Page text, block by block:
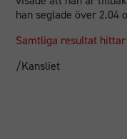
han seglade över 2.04
Samtliga resultat
/Kansliet